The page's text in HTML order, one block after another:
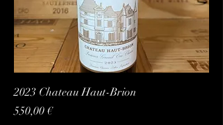
2023 Chateau Haut-Brion
Preço
550,00 €